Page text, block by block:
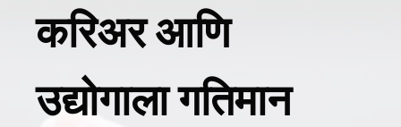
करिअर आणि
उद्योगाला गतिमान